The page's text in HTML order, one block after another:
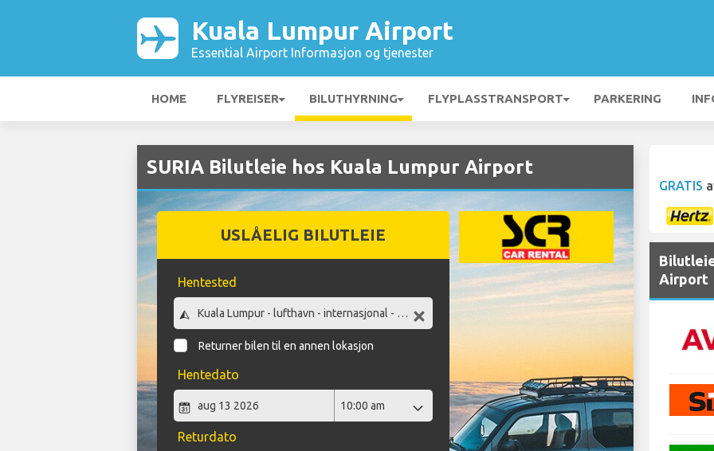
Kuala Lumpur Airport
Essential Airport Informasjon og tjenester
HOME FLYREISER BILUTHYRNING FLYPLASSTRANSPORT PARKERING
SURIA Bilutleie hos Kuala Lumpur Airport
USLÅELIG BILUTLEIE
Hentested
Returner bilen til en annen lokasjon
Hentedato
Returdato
GRATIS
Airport